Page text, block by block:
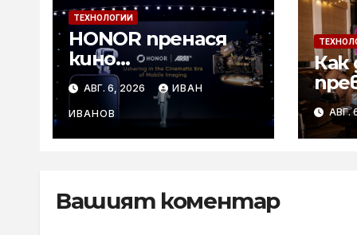
ТЕХНОЛОГИИ
HONOR пренася
кино
технологиите на
ARRI в мобилното
творчество на
събитието
АВГ. 6, 2026 ИВАН
ИВАНОВ
Как
с
АВГ.
Вашият коментар